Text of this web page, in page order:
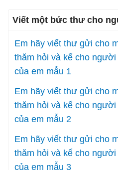
Viết một bức thư cho
Em hãy viết thư gửi cho
thăm hỏi và kể cho
của em mẫu 1
Em hãy viết thư gửi cho
thăm hỏi và kể cho
của em mẫu 2
Em hãy viết thư gửi cho
thăm hỏi và kể cho
của em mẫu 3